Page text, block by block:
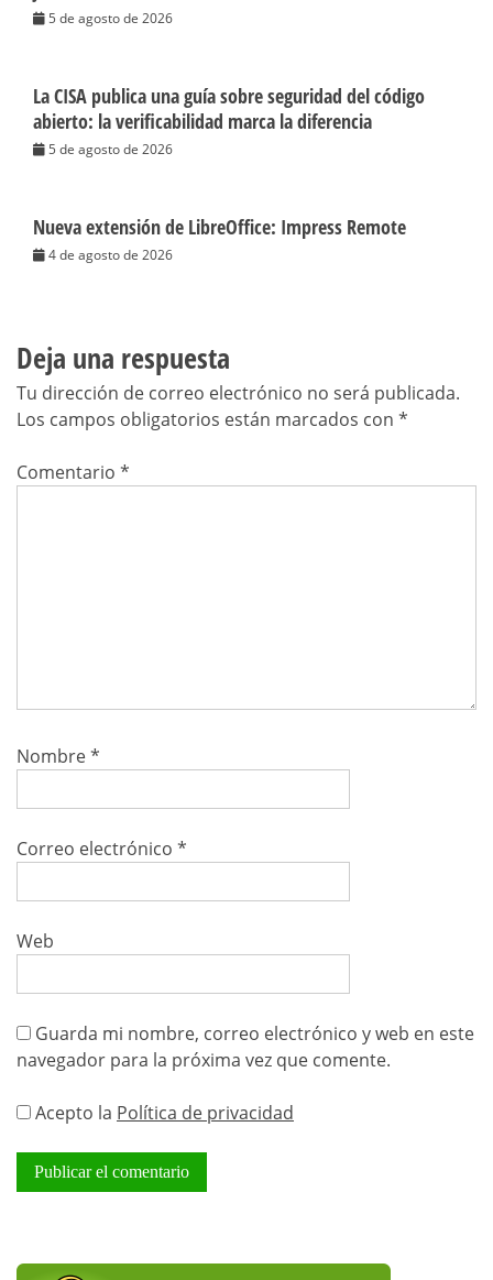
5 de agosto de 2026
La CISA publica una guía sobre seguridad del código
abierto: la verificabilidad marca la diferencia
5 de agosto de 2026
Nueva extensión de LibreOffice: Impress Remote
4 de agosto de 2026
Deja una respuesta
Tu dirección de correo electrónico no será publicada.
Los campos obligatorios están marcados con *
Comentario *
Nombre*
Correo electrónico *
Web
Guarda mi nombre, correo electrónico y web en este
navegador para la próxima vez que comente.
Acepto la Política de privacidad